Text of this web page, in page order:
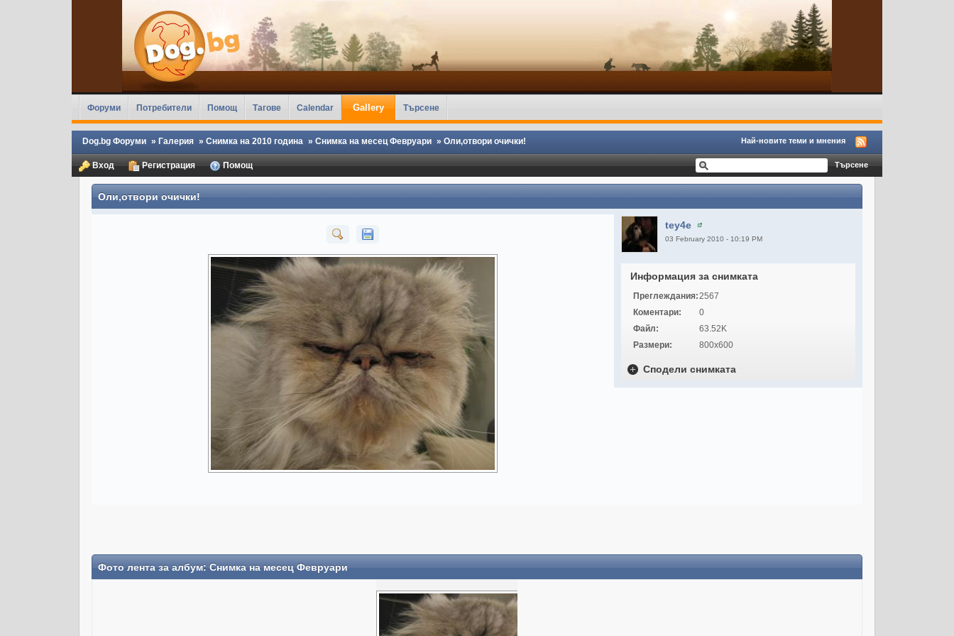
Форуми Потребители Помощ Тагове Calendar Gallery Търсене
Dog.bg Форуми » Галерия » Снимка на 2010 година » Снимка на месец Февруари » Оли,отвори очички! Най-новите теми и мнения
Вход Регистрация Помощ
Оли,отвори очички!
tey4e
03 February 2010 - 10:19 PM
Информация за снимката
Преглеждания: 2567
Коментари:
0
Файл:
63.52K
Размери:
800x600
Сподели снимката
Фото лента за албум: Снимка на месец Февруари